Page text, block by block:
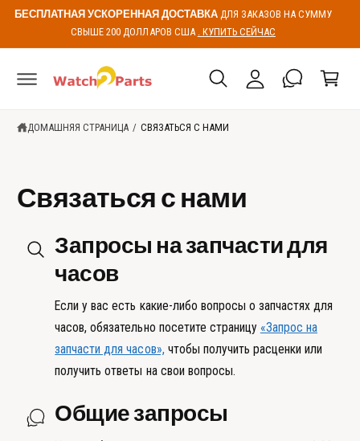
К
Н
БЕСПЛАТНАЯ УСКОРЕННАЯ ДОСТАВКА ДЛЯ ЗАКАЗОВ НА СУММУ
СВЫШЕ 200 ДОЛЛАРОВ США . КУПИТЬ СЕЙЧАС
В
й
К
з
ДОМАШНЯЯ СТРАНИЦА / СВЯЗАТЬСЯ С НАМИ
Связаться с нами
Запросы на запчасти для
часов
Если у вас есть какие-либо вопросы о запчастях для
часов, обязательно посетите страницу «Запрос на
запчасти для часов», чтобы получить расценки или
получить ответы на свои вопросы.
Общие запросы